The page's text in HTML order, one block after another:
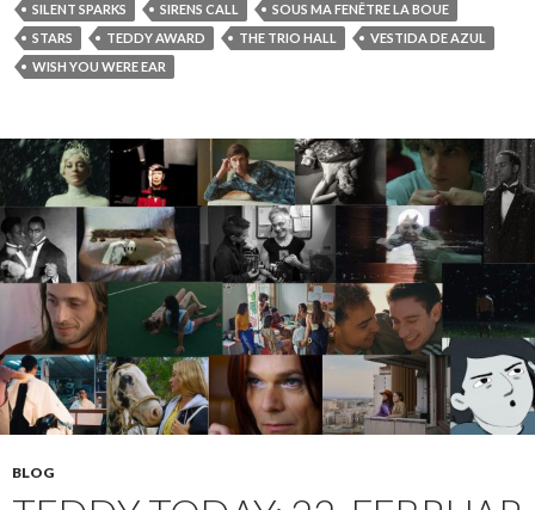
SILENT SPARKS
SIRENS CALL
SOUS MA FENÊTRE LA BOUE
STARS
TEDDY AWARD THE TRIO HALL
VESTIDA DE AZUL
WISH YOU WERE EAR
BLOG